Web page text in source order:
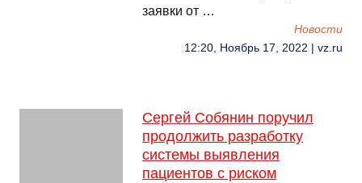
заявки от …
Новости
12:20, Ноябрь 17, 2022 | vz.ru
Сергей Собянин поручил
продолжить разработку
системы выявления
пациентов с риском